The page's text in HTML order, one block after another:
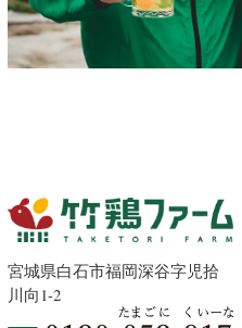
宮城県白石市福岡深谷字児拾
川向1-2